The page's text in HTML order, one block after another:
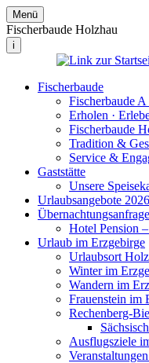
Menü
Fischerbaude Holzhau
i
Fischerbaude
Fischerbaude A
Erholen ·
Fischerbaude
Tradition &
Service &
Gaststätte
Unsere
Urlaubsangebote 2026
Übernachtungsanfrage
Hotel Pension
Urlaub im Erzgebirge
Urlaubsort
Winter im
Wandern im
Frauenstein im
Rechenberg-
Ausflugsziele